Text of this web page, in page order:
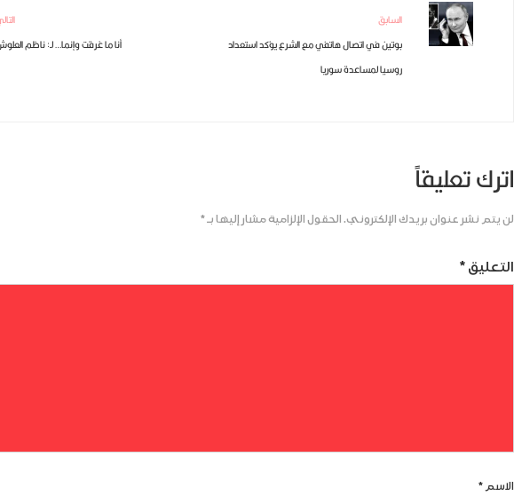
السابق
بوتين في اتصال هاتفي مع الشرع يؤكد استعداد
روسيا لمساعدة سوريا
أنا ما غرقت وإنما… لـ: ناظم
اترك تعليقاً
لن يتم نشر عنوان بريدك الإلكتروني. الحقول الإلزامية مشار إليها بـ*
التعليق *
الاسم*